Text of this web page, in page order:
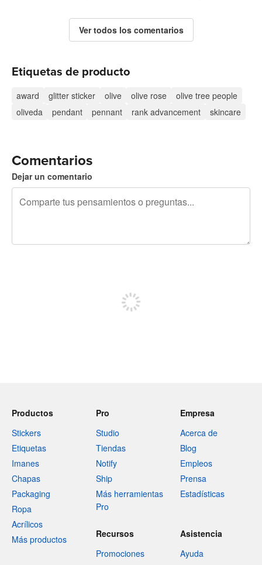
Ver todos los comentarios
Etiquetas de producto
award glitter sticker olive olive rose
olive tree people
oliveda
pendant pennant rank advancement skincare
Comentarios
Dejar un comentario
Productos
Stickers
Etiquetas
Imanes
Chapas
Packaging
Ropa
Acrílicos
Más productos
Pro
Studio
Tiendas
Notify
Ship
Más herramientas
Pro
Empresa
Acerca de
Blog
Empleos
Prensa
Estadísticas
Recursos
Promociones
Asistencia
Ayuda